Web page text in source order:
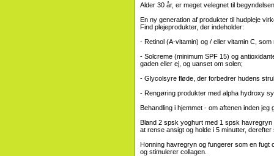
Alder 30 år, er meget velegnet til
En ny generation af produkter til hudpleje
Find plejeprodukter, der indeholder:
- Retinol (A-vitamin) og / eller vitamin C,
- Solcreme (minimum SPF 15) og
gaden eller ej, og uanset om solen;
- Glycolsyre fløde, der forbedrer hudens
- Rengøring produkter med alpha hydroxy
Behandling i hjemmet - om aftenen inden jeg
Bland 2 spsk yoghurt med 1 spsk
at rense ansigt og holde i 5 minutter, derefter
Honning havregryn og fungerer som en
og stimulerer collagen.